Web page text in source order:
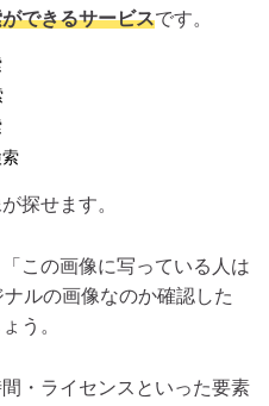
できるサービスです。
探せます。
この画像に写っている人は
ルの画像なのか確認した
う。
・ライセンスといった要素